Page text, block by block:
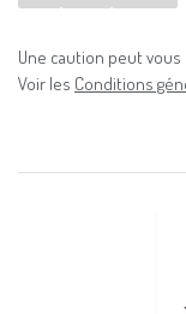
Une caution peut
Voir les Conditions